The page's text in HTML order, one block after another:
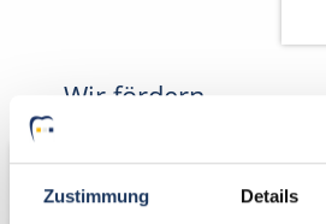
Zustimmung Details
Wir fördern